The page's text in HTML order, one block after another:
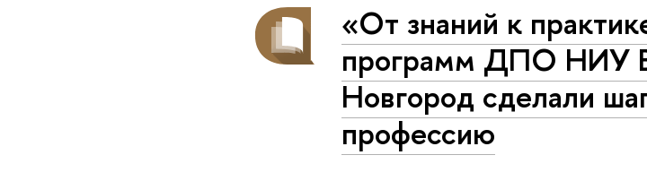
«От знаний к
программ ДПО
Новгород сделали
профессию